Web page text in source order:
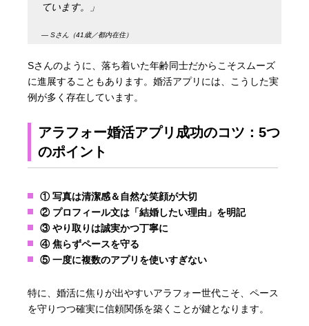
ています。」
― Sさん（41歳／都内在住）
Sさんのように、落ち着いた年齢同士だからこそスムーズ
に進展することもあります。婚活アプリには、こうした実
例が多く存在しています。
アラフォー婚活アプリ成功のコツ：5つ
のポイント
① 写真は清潔感＆自然な笑顔が大切
② プロフィール文は「結婚したい理由」を明記
③ やり取りは誠実かつ丁寧に
④ 焦らずペースを守る
⑤ 一度に複数のアプリを使いすぎない
特に、婚活に焦りが出やすいアラフォー世代こそ、ペース
を守りつつ確実に信頼関係を築くことが鍵となります。